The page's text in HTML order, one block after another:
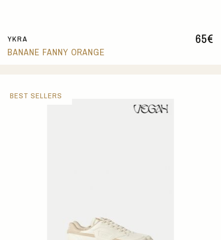
65€
YKRA
BANANE FANNY ORANGE
BEST SELLERS